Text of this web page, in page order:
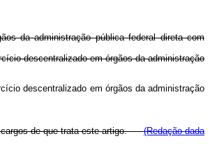
da administração pública federal direta com
descentralizado em órgãos da administração
descentralizado em órgãos da administração
cargos de que trata este artigo.(Redação dada